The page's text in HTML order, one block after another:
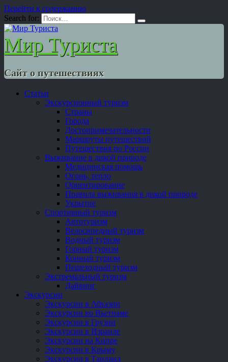
Перейти к содержанию
Search for:
Мир Туриста
Сайт о путешествиях
Статьи
Экскурсионный туризм
Страны
Города
Достопримечательности
Маршруты путешествий
Путешествия по России
Выживание в дикой природе
Медицинская помощь
Огонь, тепло
Ориентирование
Правила выживания в дикой природе
Укрытие
Спортивный туризм
Автотуризм
Велосипедный туризм
Водный туризм
Горный туризм
Конный туризм
Пешеходный туризм
Экстремальный туризм
Дайвинг
Экскурсии
Экскурсии в Абхазии
Экскурсии во Вьетнаме
Экскурсии в Грузии
Экскурсии в Израиле
Экскурсии на Кипре
Экскурсии в Крыму
Экскурсии в Таиланд